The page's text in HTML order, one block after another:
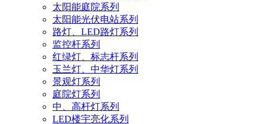
太阳能庭院系列
太阳能光伏电站系列
路灯、LED路灯系列
监控杆系列
红绿灯、标志杆系列
玉兰灯、中华灯系列
景观灯系列
庭院灯系列
中、高杆灯系列
LED楼宇亮化系列